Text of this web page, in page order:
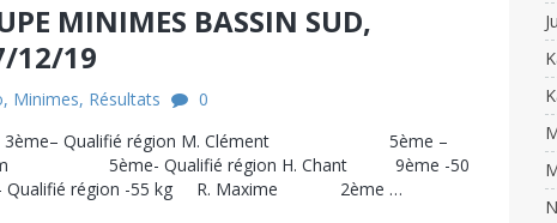
MINIMES BASSIN SUD,
12/19
, Minimes, Résultats
0
Qualifié région M. Clément 5ème –
5ème- Qualifié région H. Chant 9ème -50
région -55 kg R. Maxime 2ème …